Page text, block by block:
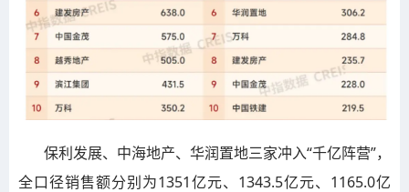
保利发展、中海地产、华润置地三家冲入“千亿阵营”，
全口径销售额分别为1351亿元、1343.5亿元、1165.0亿